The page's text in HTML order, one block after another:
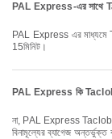
PAL Express-এর সাথে
PAL Express এর মাধ্যমে Tacloban থেকে Manila যাওয়ার ফ্লাইটের সময়কাল প্রায় 1ঘন্টা
15মিনিট।
PAL Express কি
না, PAL Express Tacloban থেকে Manila পর্যন্ত ডমেস্টিক & আন্তর্জাতিক ফ্লাইটের জন্য
বিনামূল্যের ব্যাগেজ